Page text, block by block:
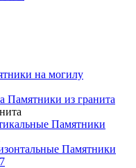
на могилу
Памятники из гранита
Памятники
Памятники